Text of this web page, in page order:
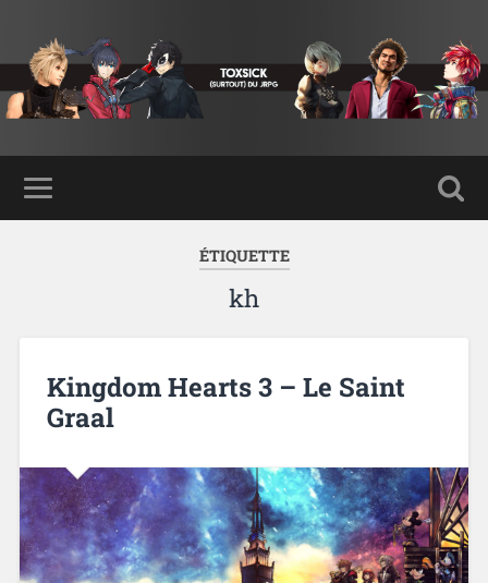
ÉTIQUETTE
kh
Kingdom Hearts 3 – Le Saint
Graal